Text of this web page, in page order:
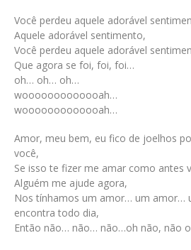
Você perdeu aquele adorável
Aquele adorável sentimento,
Você perdeu aquele adorável
Que agora se foi, foi, foi…
oh… oh… oh…
wooooooooooooah…
wooooooooooooah…
Amor, meu bem, eu fico de joelhos
você,
Se isso te fizer me amar como antes
Alguém me ajude agora,
Nos tínhamos um amor… um amor…
encontra todo dia,
Então não… não… não…oh não, não